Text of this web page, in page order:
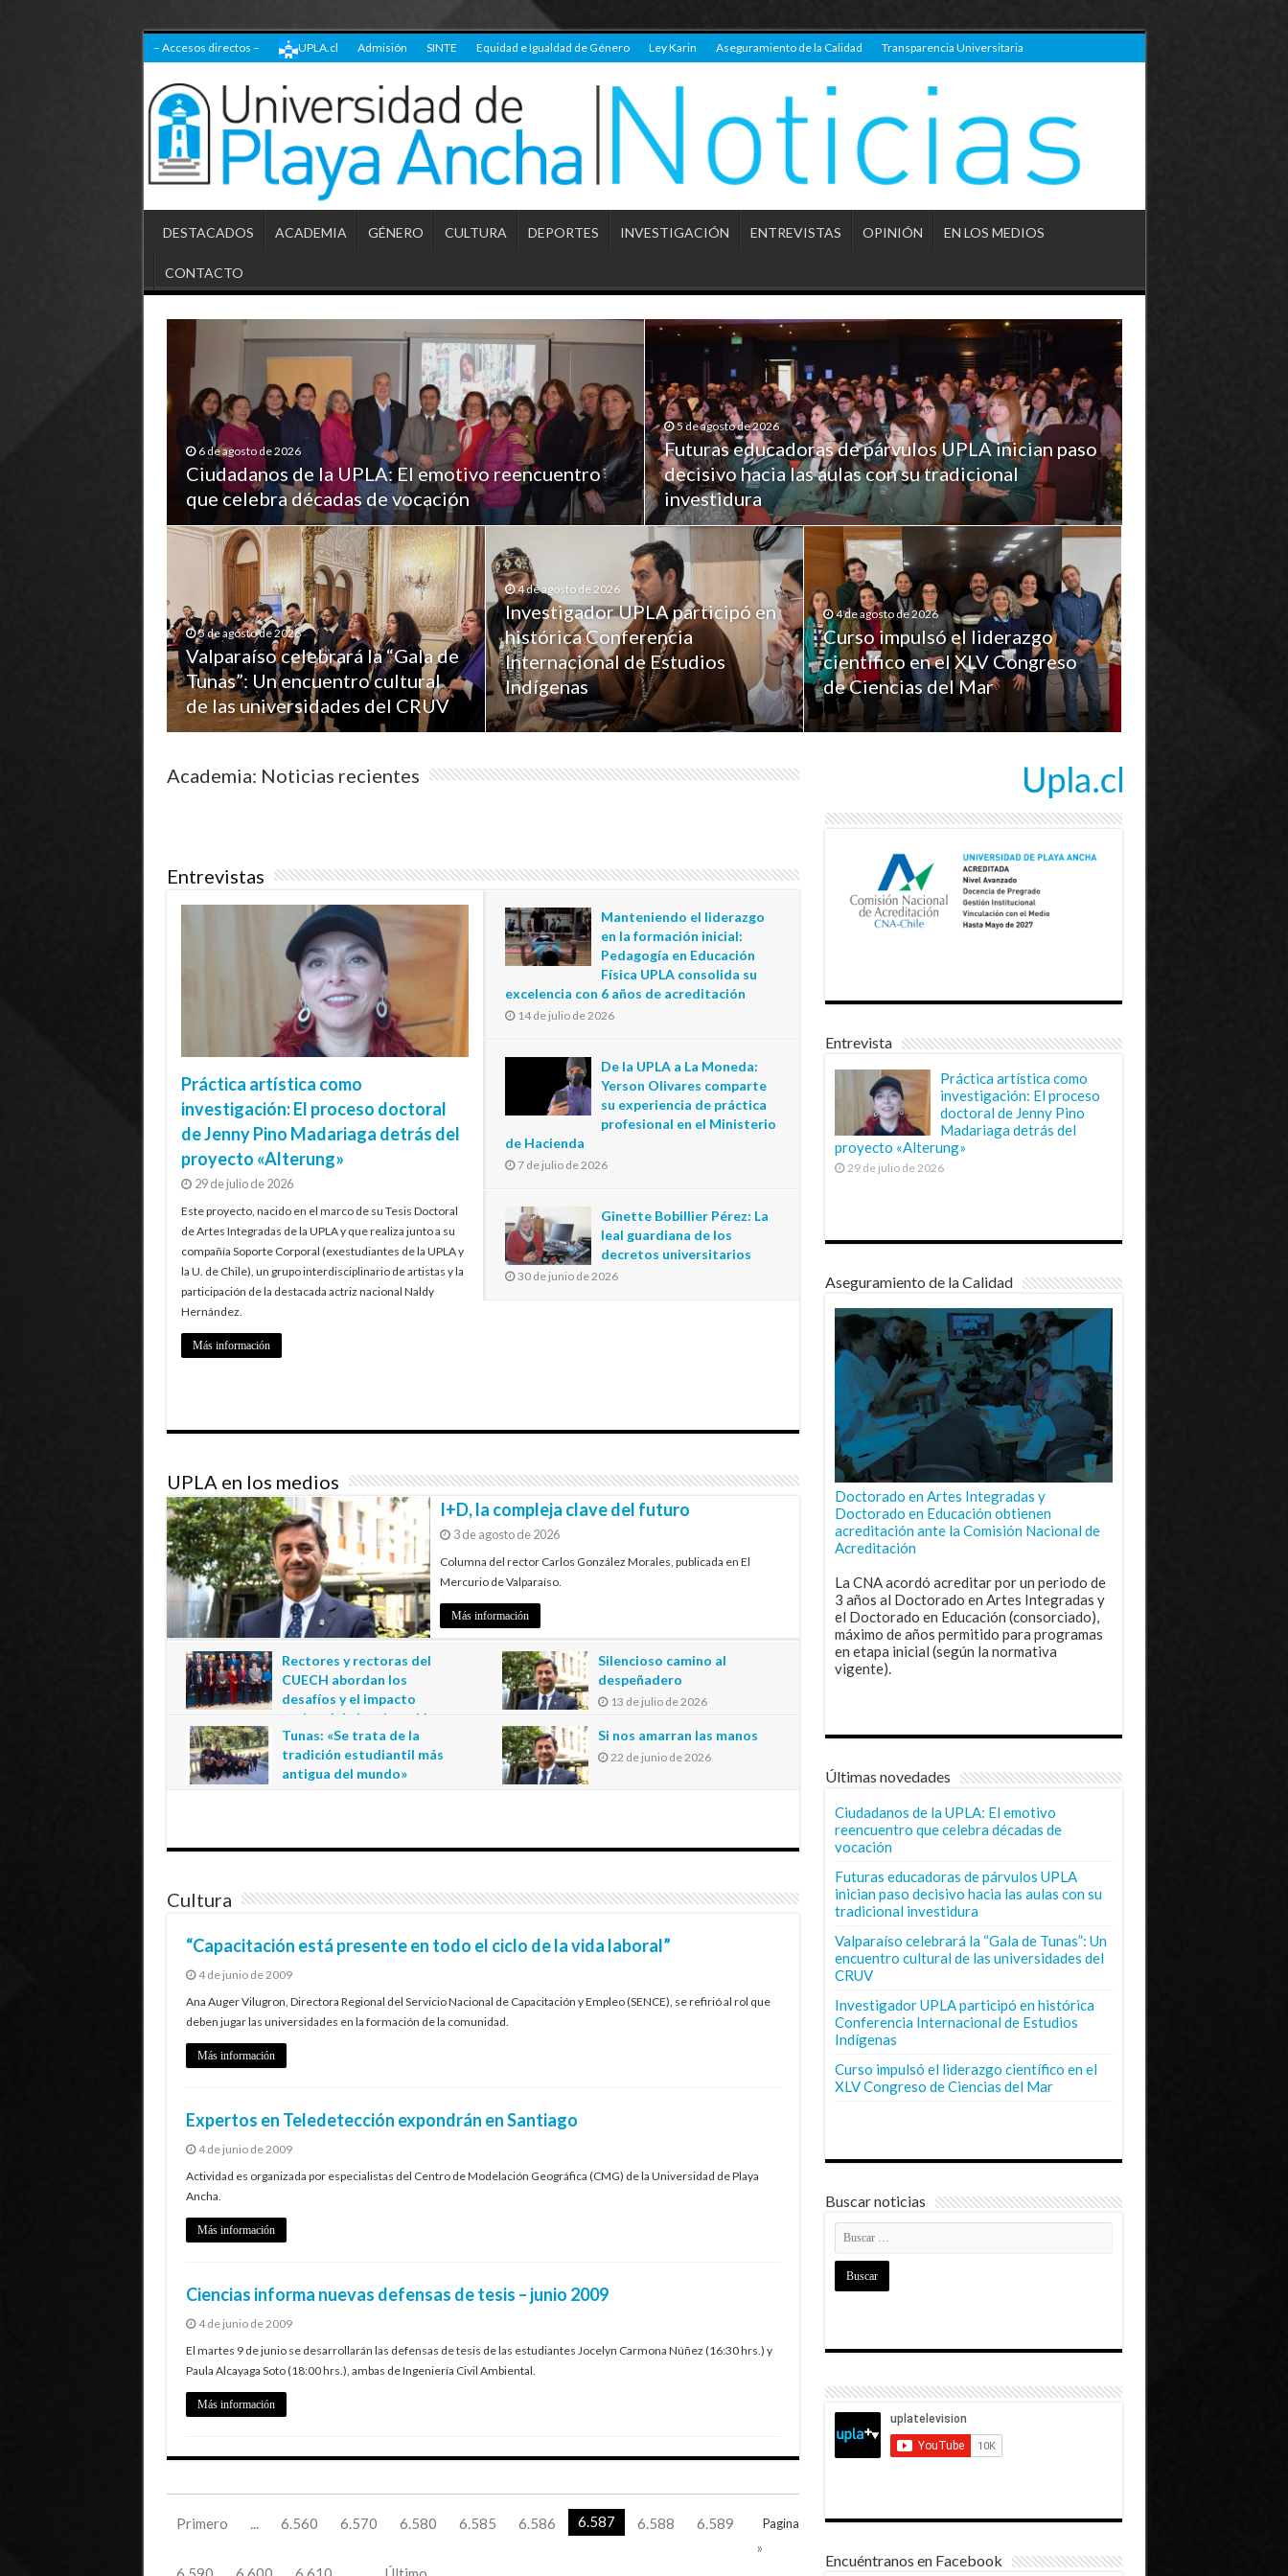
– Accesos directos – UPLA.cl Admisión SINTE Equidad e Igualdad de Género Ley Karin Aseguramiento de la Calidad Transparencia Universitaria
DESTACADOS ACADEMIA GÉNERO CULTURA DEPORTES INVESTIGACIÓN ENTREVISTAS OPINIÓN EN LOS MEDIOS
CONTACTO
6 de agosto de 2026
Ciudadanos de la UPLA: El emotivo reencuentro
que celebra décadas de vocación
5 de agosto de 2026
Futuras educadoras de párvulos UPLA inician paso
decisivo hacia las aulas con su tradicional
investidura
5 de agosto de 2026
Valparaíso celebrará la “Gala de
Tunas”: Un encuentro cultural
de las universidades del CRUV
4 de agosto de 2026
Investigador UPLA participó en
histórica Conferencia
Internacional de Estudios
Indígenas
4 de agosto de 2026
Curso impulsó el liderazgo
científico en el XLV Congreso
de Ciencias del Mar
Academia: Noticias recientes
Entrevistas
Práctica artística como
investigación: El proceso doctoral
de Jenny Pino Madariaga detrás del
proyecto «Alterung»
29 de julio de 2026
Este proyecto, nacido en el marco de su Tesis Doctoral
de Artes Integradas de la UPLA y que realiza junto a su
compañía Soporte Corporal (exestudiantes de la UPLA y
la U. de Chile), un grupo interdisciplinario de artistas y la
participación de la destacada actriz nacional Naldy
Hernández.
Más información
Manteniendo el liderazgo
en la formación inicial:
Pedagogía en Educación
Física UPLA consolida su
excelencia con 6 años de acreditación
14 de julio de 2026
De la UPLA a La Moneda:
Yerson Olivares comparte
su experiencia de práctica
profesional en el Ministerio
de Hacienda
7 de julio de 2026
Ginette Bobillier Pérez: La
leal guardiana de los
decretos universitarios
30 de junio de 2026
UPLA en los medios
I+D, la compleja clave del futuro
3 de agosto de 2026
Columna del rector Carlos González Morales, publicada en El
Mercurio de Valparaíso.
Más información
Rectores y rectoras del
CUECH abordan los
desafíos y el impacto
regional de la educación
estatal en Tarapacá
20 de julio de 2026
Silencioso camino al
despeñadero
13 de julio de 2026
Tunas: «Se trata de la
tradición estudiantil más
antigua del mundo»
Si nos amarran las manos
22 de junio de 2026
Cultura
“Capacitación está presente en todo el ciclo de la vida laboral”
4 de junio de 2009
Ana Auger Vilugron, Directora Regional del Servicio Nacional de Capacitación y Empleo (SENCE), se refirió al rol que
deben jugar las universidades en la formación de la comunidad.
Más información
Expertos en Teledetección expondrán en Santiago
4 de junio de 2009
Actividad es organizada por especialistas del Centro de Modelación Geográfica (CMG) de la Universidad de Playa
Ancha.
Más información
Ciencias informa nuevas defensas de tesis – junio 2009
4 de junio de 2009
El martes 9 de junio se desarrollarán las defensas de tesis de las estudiantes Jocelyn Carmona Núñez (16:30 hrs.) y
Paula Alcayaga Soto (18:00 hrs.), ambas de Ingeniería Civil Ambiental.
Más información
Pagina
Primero 6.560 6.570 6.580 6.585 6.586 6.587 6.588
6.589
»
Entrevista
Práctica artística como
investigación: El proceso
doctoral de Jenny Pino
Madariaga detrás del
proyecto «Alterung»
29 de julio de 2026
Aseguramiento de la Calidad
Doctorado en Artes Integradas y
Doctorado en Educación obtienen
acreditación ante la Comisión Nacional de
Acreditación
La CNA acordó acreditar por un periodo de
3 años al Doctorado en Artes Integradas y
el Doctorado en Educación (consorciado),
máximo de años permitido para programas
en etapa inicial (según la normativa
vigente).
Últimas novedades
Ciudadanos de la UPLA: El emotivo
reencuentro que celebra décadas de
vocación
Futuras educadoras de párvulos UPLA
inician paso decisivo hacia las aulas con su
tradicional investidura
Valparaíso celebrará la “Gala de Tunas”: Un
encuentro cultural de las universidades del
CRUV
Investigador UPLA participó en histórica
Conferencia Internacional de Estudios
Indígenas
Curso impulsó el liderazgo científico en el
XLV Congreso de Ciencias del Mar
Buscar noticias
Encuéntranos en Facebook